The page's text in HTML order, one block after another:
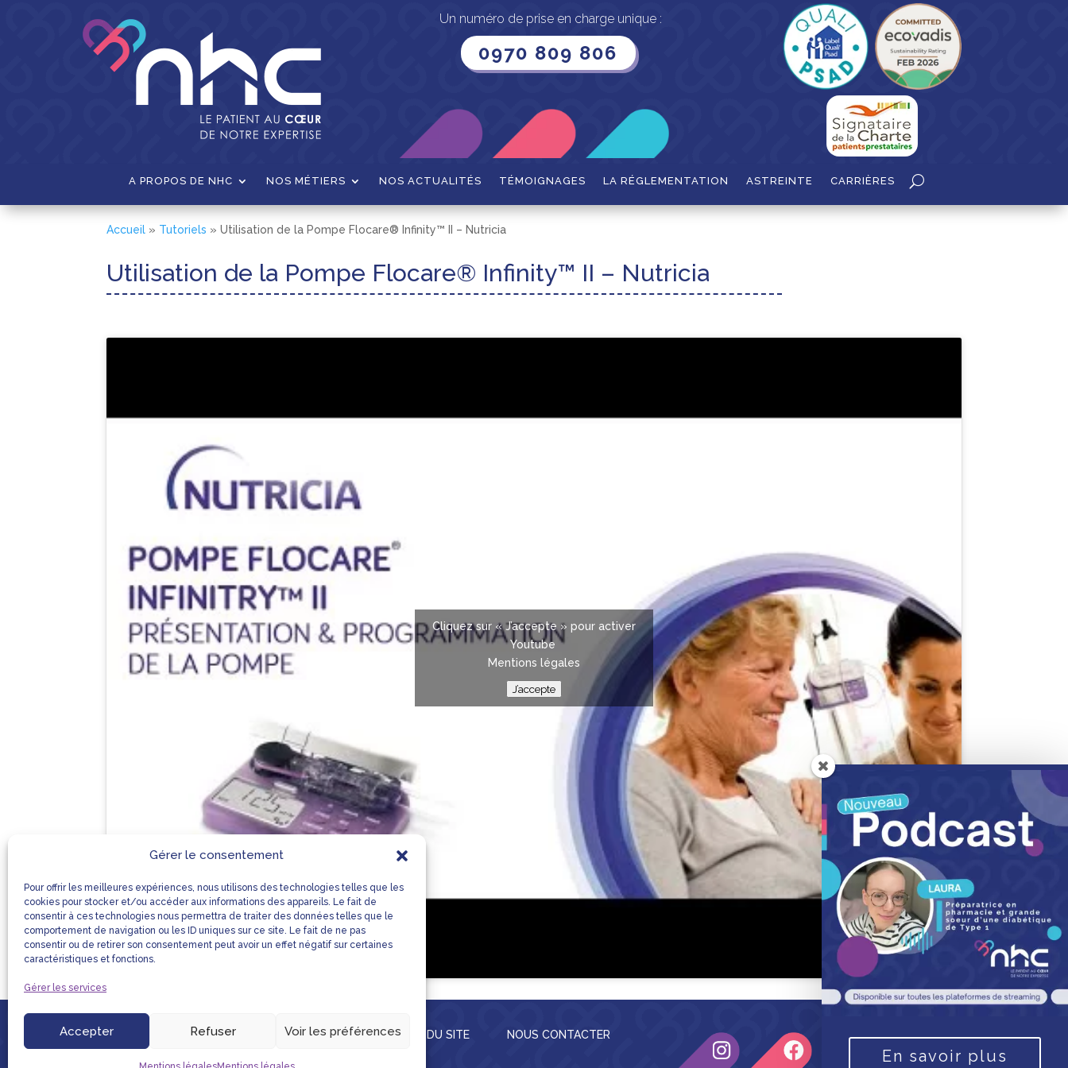
Gérer le consentement
Pour offrir les meilleures expériences, nous utilisons des technologies telles que les
cookies pour stocker et/ou accéder aux informations des appareils. Le fait de
consentir à ces technologies nous permettra de traiter des données telles que le
comportement de navigation ou les ID uniques sur ce site. Le fait de ne pas
consentir ou de retirer son consentement peut avoir un effet négatif sur certaines
caractéristiques et fonctions.
Gérer les services
Accepter Refuser Voir les préférences
Un numéro de prise en charge unique :
0970 809 806
A PROPOS DE NHC NOS MÉTIERS NOS ACTUALITÉS TÉMOIGNAGES LA RÉGLEMENTATION ASTREINTE CARRIÈRES
Accueil » Tutoriels »Utilisation de la Pompe Flocare® Infinity™ II – Nutricia
Utilisation de la Pompe Flocare® Infinity™ II – Nutricia
Cliquez sur « J’accepte » pour activer
Youtube
Mentions légales
J’accepte
LIENS UTILES MENTIONS LÉGALES PLAN DU SITE NOUS CONTACTER
En savoir plus